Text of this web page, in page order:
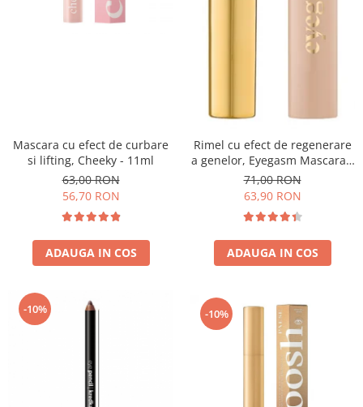
Mascara cu efect de curbare
si lifting, Cheeky - 11ml
63,00 RON
56,70 RON
ADAUGA IN COS
Rimel cu efect de regenerare
a genelor, Eyegasm Mascara -
8ml
71,00 RON
63,90 RON
ADAUGA IN COS
-10% -10%